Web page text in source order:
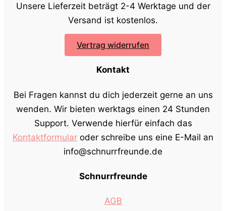
Unsere Lieferzeit beträgt 2-4 Werktage und der
Versand ist kostenlos.
Vertrag widerrufen
Kontakt
Bei Fragen kannst du dich jederzeit gerne an uns
wenden. Wir bieten werktags einen 24 Stunden
Support. Verwende hierfür einfach das
Kontaktformular oder schreibe uns eine E-Mail an
info@schnurrfreunde.de
Schnurrfreunde
AGB